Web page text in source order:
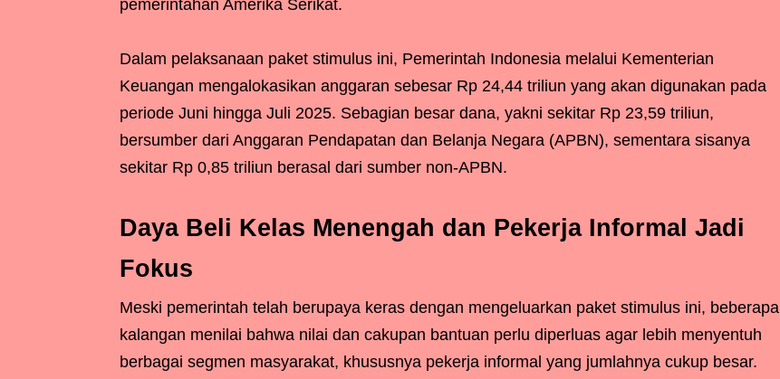
pemerintahan Amerika Serikat.
Dalam pelaksanaan paket stimulus ini, Pemerintah Indonesia melalui Kementerian
Keuangan mengalokasikan anggaran sebesar Rp 24,44 triliun yang akan digunakan pada
periode Juni hingga Juli 2025. Sebagian besar dana, yakni sekitar Rp 23,59 triliun,
bersumber dari Anggaran Pendapatan dan Belanja Negara (APBN), sementara sisanya
sekitar Rp 0,85 triliun berasal dari sumber non-APBN.
Daya Beli Kelas Menengah dan Pekerja Informal Jadi
Fokus
Meski pemerintah telah berupaya keras dengan mengeluarkan paket stimulus ini, beberapa
kalangan menilai bahwa nilai dan cakupan bantuan perlu diperluas agar lebih menyentuh
berbagai segmen masyarakat, khususnya pekerja informal yang jumlahnya cukup besar.